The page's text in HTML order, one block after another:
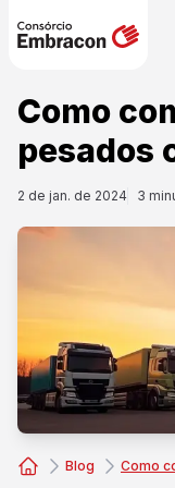
Como
pesados
2 de jan. de 2024 3
Blog